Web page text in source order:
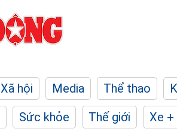
Xã hội Media Thể thao
Sức khỏe Thế giới Xe +